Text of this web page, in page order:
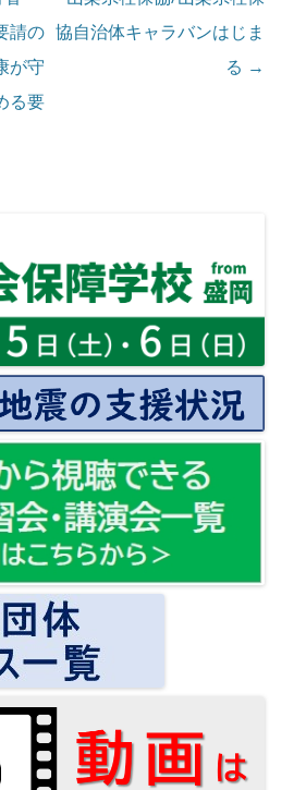
請の
が守
る要
協自治体キャラバンはじま
る →